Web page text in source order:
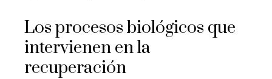
Los procesos biológicos que
intervienen en la
recuperación